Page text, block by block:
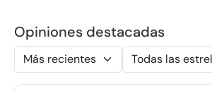
Opiniones destacadas